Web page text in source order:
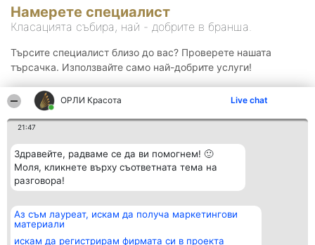
ОРЛИ Красота Live chat
21:47
Здравейте, радваме се да ви помогнем! 🙂
Моля, кликнете върху съответната тема на
разговора!
Аз съм лауреат, искам да получа маркетингови
материали
искам да регистрирам фирмата си в проекта
Намерете специалист
Класацията събира, най - добрите в бранша.
Търсите специалист близо до вас? Проверете нашата
търсачка. Използвайте само най-добрите услуги!
Организатор на
класиране
Класация Контакти